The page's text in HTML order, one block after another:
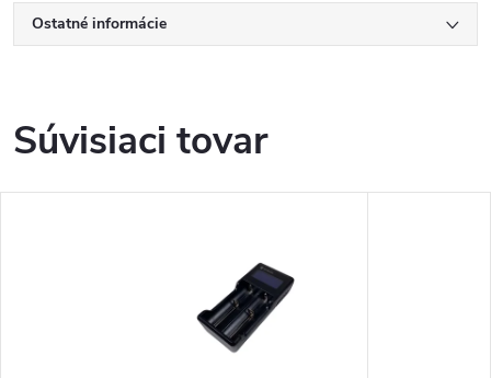
Ostatné informácie
Súvisiaci tovar